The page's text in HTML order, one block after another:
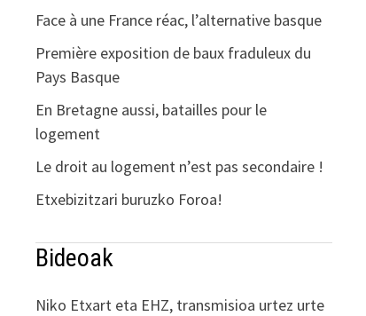
Face à une France réac, l’alternative basque
Première exposition de baux fraduleux du
Pays Basque
En Bretagne aussi, batailles pour le
logement
Le droit au logement n’est pas secondaire !
Etxebizitzari buruzko Foroa!
Bideoak
Niko Etxart eta EHZ, transmisioa urtez urte